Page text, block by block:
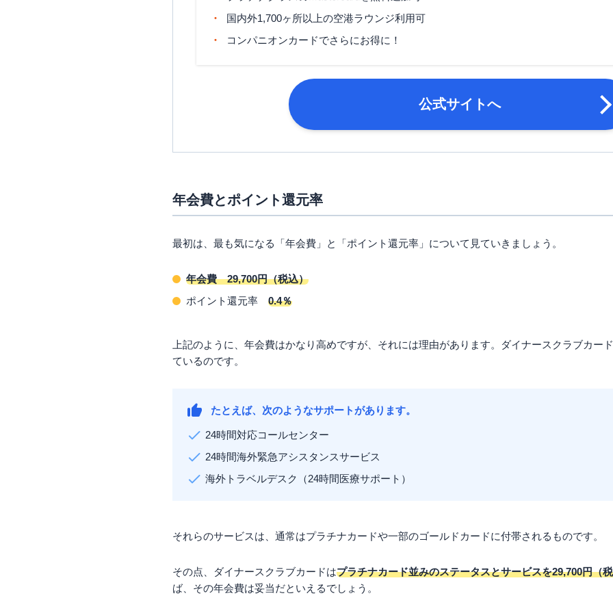
マイル還元率（最大）
ダイナースクラブリワード
締め日：毎月15日・支払
業日でない場合は翌営業
申し込み条件 所定の基準を満たす方
国内外1,700ヶ所以上の空港ラウンジ利用可
コンパニオンカードでさらにお得に！
公式サイトへ
年会費とポイント還元率
最初は、最も気になる「年会費」と「ポイント還元率」について見ていきましょう。
年会費 29,700円（税込）
ポイント還元率 0.4％
上記のように、年会費はかなり高めですが、それには理由があります。ダイナースクラブカー
ているのです。
たとえば、次のようなサポートがあります。
24時間対応コールセンター
24時間海外緊急アシスタンスサービス
海外トラベルデスク（24時間医療サポート）
それらのサービスは、通常はプラチナカードや一部のゴールドカードに付帯されるものです。
その点、ダイナースクラブカードはプラチナカード並みのステータスとサービスを29,700円（
ば、その年会費は妥当だといえるでしょう。